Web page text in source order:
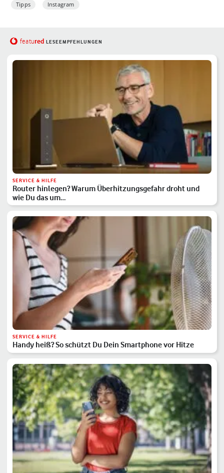
Tipps Instagram
featured LESEEMPFEHLUNGEN
SERVICE & HILFE
Router hinlegen? Warum Überhitzungsgefahr droht und
wie Du das um…
SERVICE & HILFE
Handy heiß? So schützt Du Dein Smartphone vor Hitze